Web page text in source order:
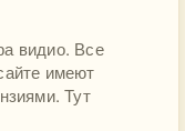
видио. Все
имеют
Тут